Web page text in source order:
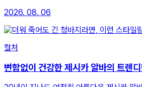
2026. 08. 06
컬처
변함없이 건강한 제시카 알바의 트렌